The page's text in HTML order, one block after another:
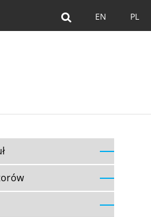
PL
EN